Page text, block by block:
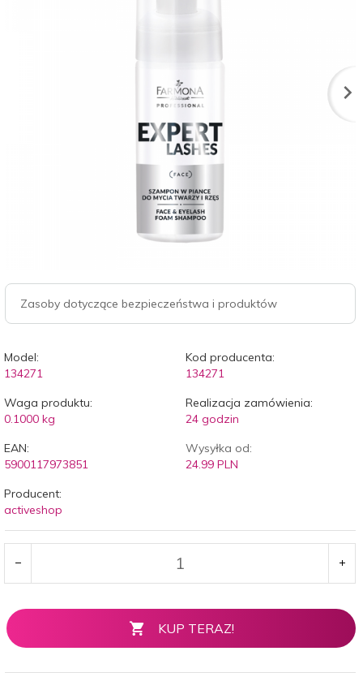
Zasoby dotyczące bezpieczeństwa i produktów
Model:
134271
Kod producenta:
134271
Waga produktu:
0.1000 kg
Realizacja zamówienia:
24 godzin
EAN:
5900117973851
Wysyłka od:
24.99 PLN
Producent:
activeshop
KUP TERAZ!